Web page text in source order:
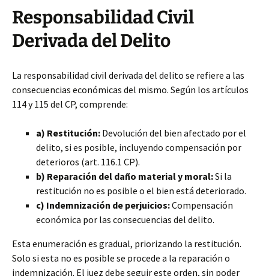
Responsabilidad Civil
Derivada del Delito
La responsabilidad civil derivada del delito se refiere a las
consecuencias económicas del mismo. Según los artículos
114 y 115 del CP, comprende:
a) Restitución: Devolución del bien afectado por el
delito, si es posible, incluyendo compensación por
deterioros (art. 116.1 CP).
b) Reparación del daño material y moral:Si la
restitución no es posible o el bien está deteriorado.
c) Indemnización de perjuicios:Compensación
económica por las consecuencias del delito.
Esta enumeración es gradual, priorizando la restitución.
Solo si esta no es posible se procede a la reparación o
indemnización. El juez debe seguir este orden, sin poder